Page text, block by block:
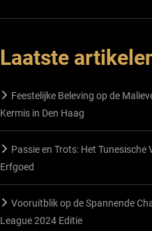
Laatste
Feestelijke Beleving op de
Kermis in Den Haag
Passie en Trots: Het Tunesische
Erfgoed
Vooruitblik op de Spannende
League 2024 Editie